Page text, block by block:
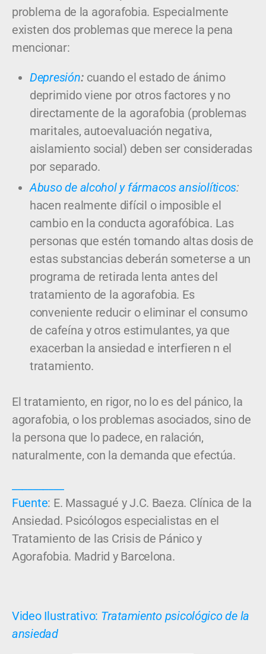
problema de la agorafobia. Especialmente
existen dos problemas que merece la pena
mencionar:
Depresión: cuando el estado de ánimo
deprimido viene por otros factores y no
directamente de la agorafobia (problemas
maritales, autoevaluación negativa,
aislamiento social) deben ser consideradas
por separado.
Abuso de alcohol y fármacos ansiolíticos:
hacen realmente difícil o imposible el
cambio en la conducta agorafóbica. Las
personas que estén tomando altas dosis de
estas substancias deberán someterse a un
programa de retirada lenta antes del
tratamiento de la agorafobia. Es
conveniente reducir o eliminar el consumo
de cafeína y otros estimulantes, ya que
exacerban la ansiedad e interfieren n el
tratamiento.
El tratamiento, en rigor, no lo es del pánico, la
agorafobia, o los problemas asociados, sino de
la persona que lo padece, en ralación,
naturalmente, con la demanda que efectúa.
Fuente: E. Massagué y J.C. Baeza. Clínica de la
Ansiedad. Psicólogos especialistas en el
Tratamiento de las Crisis de Pánico y
Agorafobia. Madrid y Barcelona.
Video Ilustrativo: Tratamiento psicológico de la
ansiedad